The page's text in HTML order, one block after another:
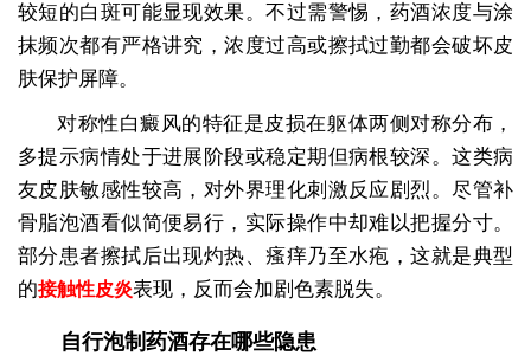
较短的白斑可能显现效果。不过需警惕，药酒浓度与涂
抹频次都有严格讲究，浓度过高或擦拭过勤都会破坏皮
肤保护屏障。
对称性白癜风的特征是皮损在躯体两侧对称分布，
多提示病情处于进展阶段或稳定期但病根较深。这类病
友皮肤敏感性较高，对外界理化刺激反应剧烈。尽管补
骨脂泡酒看似简便易行，实际操作中却难以把握分寸。
部分患者擦拭后出现灼热、瘙痒乃至水疱，这就是典型
的接触性皮炎表现，反而会加剧色素脱失。
自行泡制药酒存在哪些隐患